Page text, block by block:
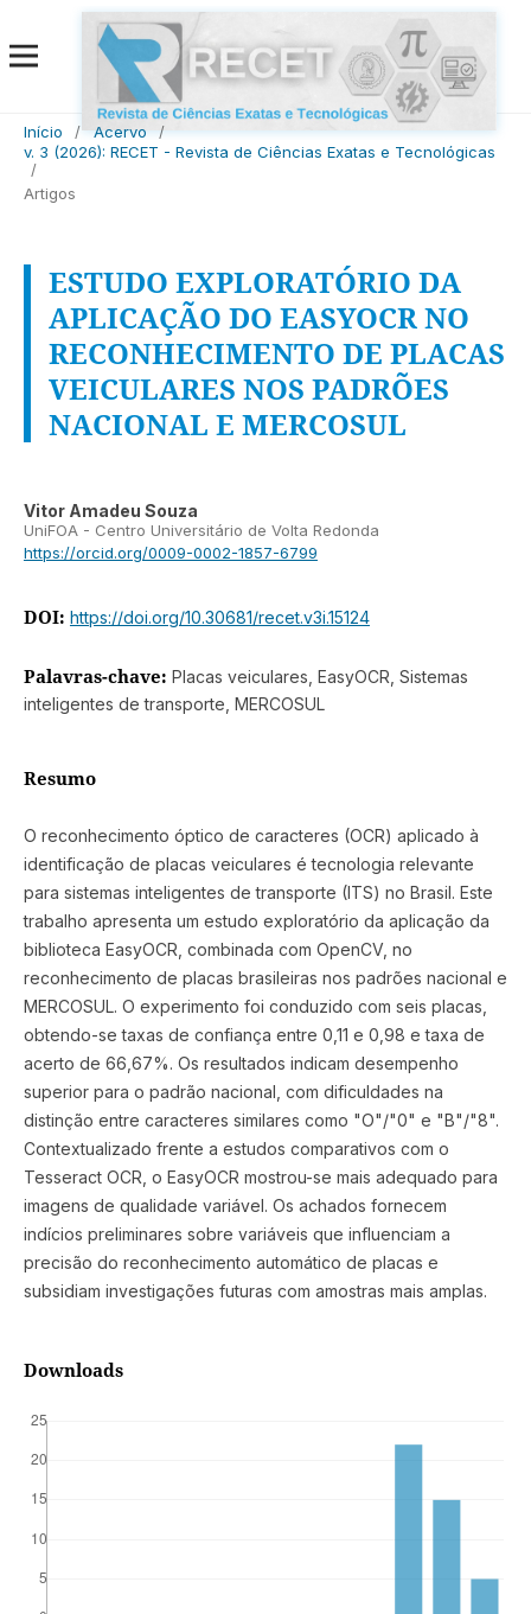
Início / Acervo
/
v. 3 (2026): RECET - Revista de Ciências Exatas e Tecnológicas
/
Artigos
ESTUDO EXPLORATÓRIO DA
APLICAÇÃO DO EASYOCR NO
RECONHECIMENTO DE PLACAS
VEICULARES NOS PADRÕES
NACIONAL E MERCOSUL
Vitor Amadeu Souza
UniFOA - Centro Universitário de Volta Redonda
https://orcid.org/0009-0002-1857-6799
DOI: https://doi.org/10.30681/recet.v3i.15124
Palavras-chave: Placas veiculares, EasyOCR, Sistemas
inteligentes de transporte, MERCOSUL
Resumo
O reconhecimento óptico de caracteres (OCR) aplicado à
identificação de placas veiculares é tecnologia relevante
para sistemas inteligentes de transporte (ITS) no Brasil. Este
trabalho apresenta um estudo exploratório da aplicação da
biblioteca EasyOCR, combinada com OpenCV, no
reconhecimento de placas brasileiras nos padrões nacional e
MERCOSUL. O experimento foi conduzido com seis placas,
obtendo-se taxas de confiança entre 0,11 e 0,98 e taxa de
acerto de 66,67%. Os resultados indicam desempenho
superior para o padrão nacional, com dificuldades na
distinção entre caracteres similares como "O"/"0" e "B"/"8".
Contextualizado frente a estudos comparativos com o
Tesseract OCR, o EasyOCR mostrou-se mais adequado para
imagens de qualidade variável. Os achados fornecem
indícios preliminares sobre variáveis que influenciam a
precisão do reconhecimento automático de placas e
subsidiam investigações futuras com amostras mais amplas.
Downloads